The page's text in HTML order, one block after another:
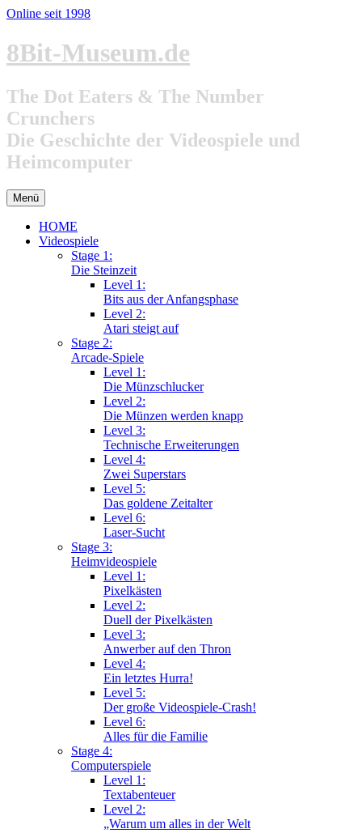
Online seit 1998
Zum
Inhalt
8Bit-Museum.de
The Dot Eaters & The Number
Crunchers
Die Geschichte der Videospiele und
Heimcomputer
Menü
HOME
Videospiele
Stage 1:
Die Steinzeit
Level 1:
Bits aus der Anfangsphase
Level 2:
Atari steigt auf
Stage 2:
Arcade-Spiele
Level 1:
Die Münzschlucker
Level 2:
Die Münzen werden knapp
Level 3:
Technische Erweiterungen
Level 4:
Zwei Superstars
Level 5:
Das goldene Zeitalter
Level 6:
Laser-Sucht
Stage 3:
Heimvideospiele
Level 1:
Pixelkästen
Level 2:
Duell der Pixelkästen
Level 3:
Anwerber auf den Thron
Level 4:
Ein letztes Hurra!
Level 5:
Der große Videospiele-Crash!
Level 6:
Alles für die Familie
Stage 4:
Computerspiele
Level 1:
Textabenteuer
Level 2:
„Warum um alles in der Welt